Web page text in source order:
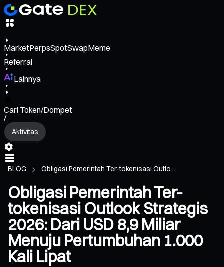
MarketPerpsSpotSwapMeme
Referral
Lainnya
Cari Token/Dompet
/
Aktivitas
BLOG Obligasi Pemerintah Ter-tokenisasi Outlo...
Obligasi Pemerintah Ter-
tokenisasi Outlook Strategis
2026: Dari USD 8,9 Miliar
Menuju Pertumbuhan 1.000
Kali Lipat